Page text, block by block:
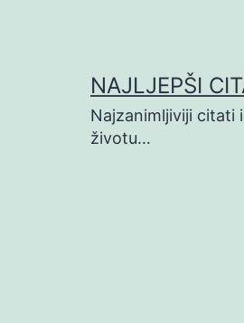
NAJLJEPŠI
Najzanimljiviji citati
životu…